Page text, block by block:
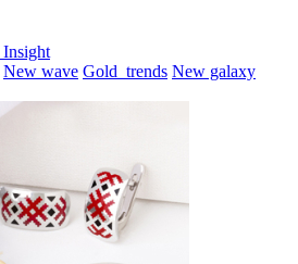
Insight
New wave Gold_trends New galaxy